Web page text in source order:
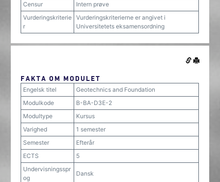
Censur
Intern prøve
Vurderingskriterie
r
Vurderingskriterierne er angivet i
Universitetets eksamensordning
FAKTA OM MODULET
Engelsk titel
Geotechnics and Foundation
Modulkode
B-BA-D3E-2
Modultype
Kursus
Varighed
1 semester
Semester
Efterår
ECTS
5
Undervisningsspr
og
Dansk